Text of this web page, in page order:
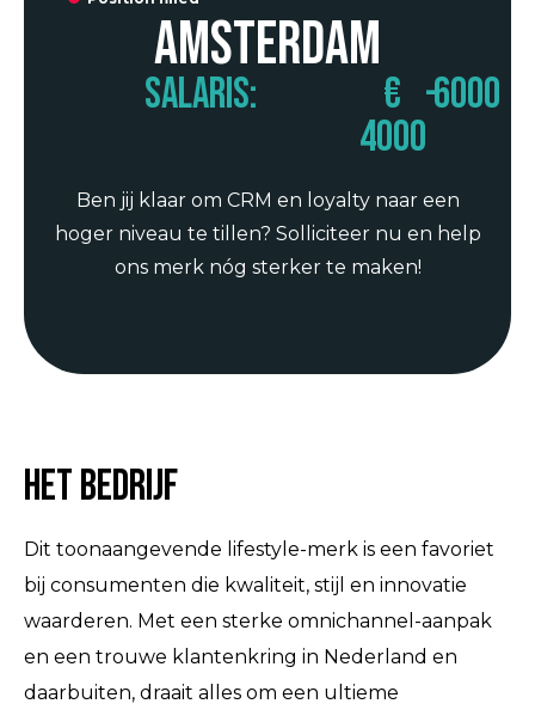
Amsterdam
Salaris:
€
4000
-6000
Ben jij klaar om CRM en loyalty naar een
hoger niveau te tillen? Solliciteer nu en help
ons merk nóg sterker te maken!
Het bedrijf
Dit toonaangevende lifestyle-merk is een favoriet
bij consumenten die kwaliteit, stijl en innovatie
waarderen. Met een sterke omnichannel-aanpak
en een trouwe klantenkring in Nederland en
daarbuiten, draait alles om een ultieme